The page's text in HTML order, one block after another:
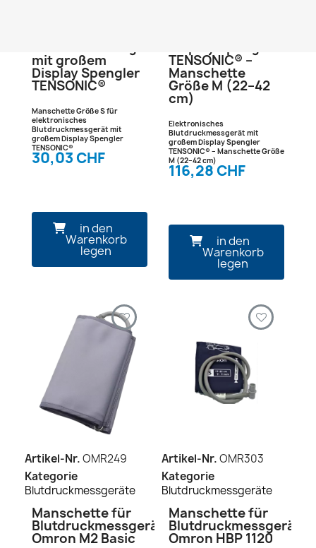
Blutdruckmessgerät
mit großem
Display Spengler
TENSONIC®
Manschette Größe S für
elektronisches
Blutdruckmessgerät mit
großem Display Spengler
TENSONIC®
30,03 CHF
in den
Warenkorb
legen
Display Spengler
TENSONIC® –
Manschette
Größe M (22–42
cm)
Elektronisches
Blutdruckmessgerät mit
großem Display Spengler
TENSONIC® – Manschette Größe
M (22–42 cm)
116,28 CHF
in den
Warenkorb
legen
Artikel-Nr.OMR249
Kategorie
Blutdruckmessgeräte
Manschette für
Blutdruckmessgerät
Omron M2 Basic
Artikel-Nr.OMR303
Kategorie
Blutdruckmessgeräte
Manschette für
Blutdruckmessgerät
Omron HBP 1120